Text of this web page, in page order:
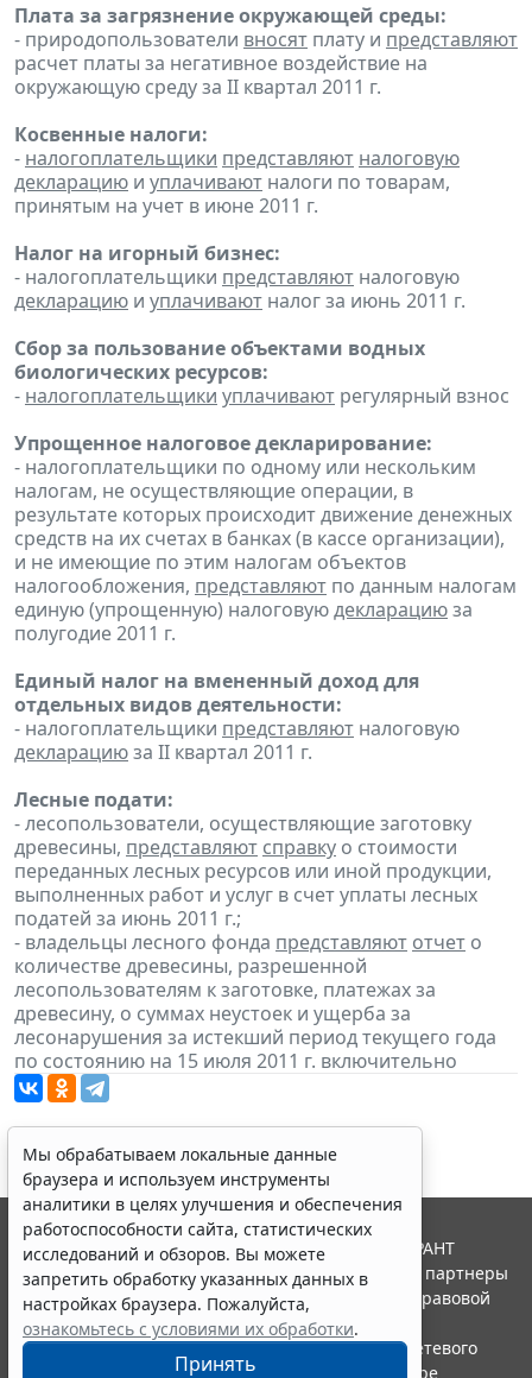
Плата за загрязнение окружающей среды:
- природопользователи вносят плату и представляют
расчет платы за негативное воздействие на
окружающую среду за II квартал 2011 г.
Косвенные налоги:
- налогоплательщики представляют налоговую
декларацию и уплачивают налоги по товарам,
принятым на учет в июне 2011 г.
Налог на игорный бизнес:
- налогоплательщики представляют налоговую
декларацию и уплачивают налог за июнь 2011 г.
Сбор за пользование объектами водных
биологических ресурсов:
- налогоплательщики уплачивают регулярный взнос
Упрощенное налоговое декларирование:
- налогоплательщики по одному или нескольким
налогам, не осуществляющие операции, в
результате которых происходит движение денежных
средств на их счетах в банках (в кассе организации),
и не имеющие по этим налогам объектов
налогообложения, представляют по данным налогам
единую (упрощенную) налоговуюдекларациюза
полугодие 2011 г.
Единый налог на вмененный доход для
отдельных видов деятельности:
- налогоплательщики представляют налоговую
декларациюза II квартал 2011 г.
Лесные подати:
- лесопользователи, осуществляющие заготовку
древесины, представляют справку о стоимости
переданных лесных ресурсов или иной продукции,
выполненных работ и услуг в счет уплаты лесных
податей за июнь 2011 г.;
- владельцы лесного фонда представляют отчет о
количестве древесины, разрешенной
лесопользователям к заготовке, платежах за
древесину, о суммах неустоек и ущерба за
лесонарушения за истекший период текущего года
по состоянию на 15 июля 2011 г. включительно
Мы обрабатываем локальные данные
браузера и используем инструменты
аналитики в целях улучшения и обеспечения
работоспособности сайта, статистических
исследований и обзоров. Вы можете
запретить обработку указанных данных в
настройках браузера. Пожалуйста,
ознакомьтесь с условиями их обработки.
Принять
© ООО "НПП "ГАРАНТ-СЕРВИС", 2026. Система ГАРАНТ
выпускается с 1990 года. Компания "Гарант" и ее партнеры
являются участниками Российской ассоциации правовой
информации ГАРАНТ.
Портал ГАРАНТ.РУ зарегистрирован в качестве сетевого
издания Федеральной службой по надзору в сфере